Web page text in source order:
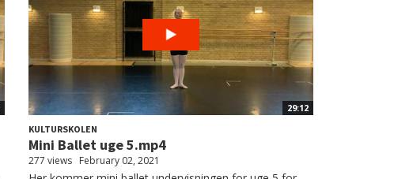
29:12
KULTURSKOLEN
Mini Ballet uge 5.mp4
277 views February 02, 2021